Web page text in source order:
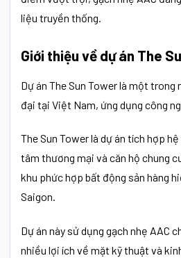
liệu truyền thống.
Giới thiệu về dự án The
Dự án The Sun Tower là một trong
đại tại Việt Nam, ứng dụng công
The Sun Tower là dự án tích hợp
tâm thương mại và căn hộ chung
khu phức hợp bất động sản hàng
Saigon.
Dự án này sử dụng gạch nhẹ AAC
nhiều lợi ích về mặt kỹ thuật và